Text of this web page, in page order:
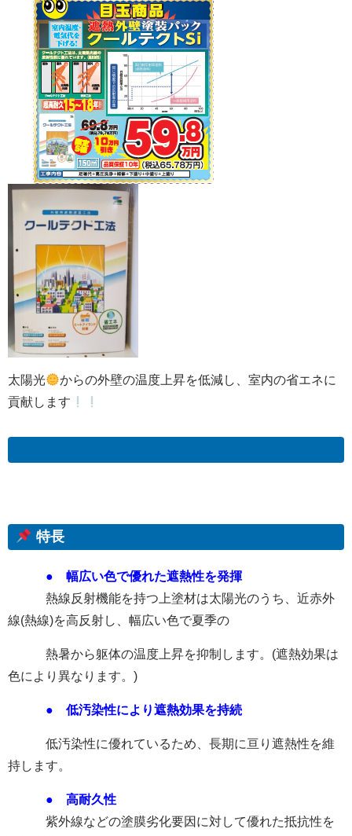
太陽光
からの外壁の温度上昇を低減し、室内の省エネに
貢献します
特長
● 幅広い色で優れた遮熱性を発揮
熱線反射機能を持つ上塗材は太陽光のうち、近赤外
線(熱線)を高反射し、幅広い色で夏季の
熱暑から躯体の温度上昇を抑制します。(遮熱効果は
色により異なります。)
● 低汚染性により遮熱効果を持続
低汚染性に優れているため、長期に亘り遮熱性を維
持します。
●
高耐久性
紫外線などの塗膜劣化要因に対して優れた抵抗性を